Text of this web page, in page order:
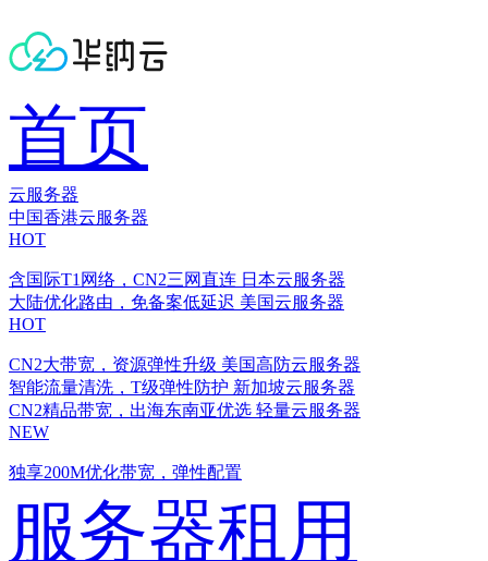
首页
云服务器
中国香港云服务器
HOT
含国际T1网络，CN2三网直连 日本云服务器
大陆优化路由，免备案低延迟 美国云服务器
HOT
CN2大带宽，资源弹性升级 美国高防云服务器
智能流量清洗，T级弹性防护 新加坡云服务器
CN2精品带宽，出海东南亚优选 轻量云服务器
NEW
独享200M优化带宽，弹性配置
服务器租用